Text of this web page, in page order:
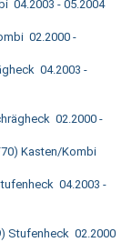
04.2003 - 05.2004
02.2000 -
04.2003 -
02.2000 -
Kasten/Kombi
04.2003 -
Stufenheck 02.2000